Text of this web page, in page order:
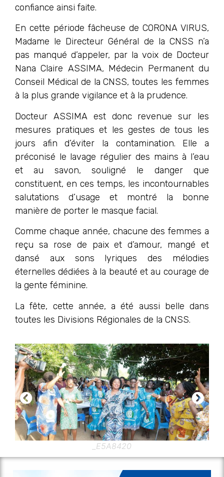
confiance ainsi faite.
En cette période fâcheuse de CORONA VIRUS,
Madame le Directeur Général de la CNSS n’a
pas manqué d’appeler, par la voix de Docteur
Nana Claire ASSIMA, Médecin Permanent du
Conseil Médical de la CNSS, toutes les femmes
à la plus grande vigilance et à la prudence.
Docteur ASSIMA est donc revenue sur les
mesures pratiques et les gestes de tous les
jours afin d’éviter la contamination. Elle a
préconisé le lavage régulier des mains à l’eau
et au savon, souligné le danger que
constituent, en ces temps, les incontournables
salutations d’usage et montré la bonne
manière de porter le masque facial.
Comme chaque année, chacune des femmes a
reçu sa rose de paix et d’amour, mangé et
dansé aux sons lyriques des mélodies
éternelles dédiées à la beauté et au courage de
la gente féminine.
La fête, cette année, a été aussi belle dans
toutes les Divisions Régionales de la CNSS.
_E5A8420